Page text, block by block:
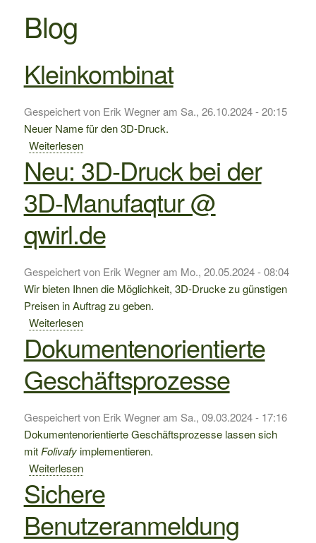
Blog
Kleinkombinat
Gespeichert von Erik Wegneram Sa., 26.10.2024 - 20:15
Neuer Name für den 3D-Druck.
Weiterlesen
Kleinkombinat
Neu: 3D-Druck bei der
3D-Manufaqtur @
qwirl.de
Gespeichert von Erik Wegneram Mo., 20.05.2024 - 08:04
Wir bieten Ihnen die Möglichkeit, 3D-Drucke zu günstigen
Preisen in Auftrag zu geben.
Weiterlesen
3D-
Druck
bei
3D-
Manufaqtur
@
Dokumentenorientierte
Geschäftsprozesse
Gespeichert von Erik Wegneram Sa., 09.03.2024 - 17:16
Dokumentenorientierte Geschäftsprozesse lassen sich
mit Folivafyimplementieren.
Weiterlesen
Geschäftsprozesse
Sichere
Benutzeranmeldung